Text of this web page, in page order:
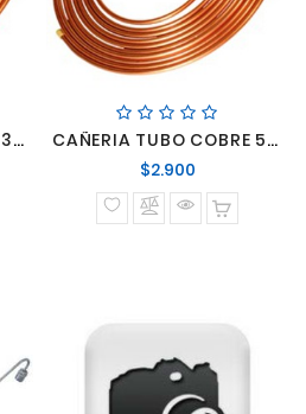
CAÑERIA TUBO COBRE 3/8
CAÑERIA TUBO COBRE 5/16
$2.900Precio
normal